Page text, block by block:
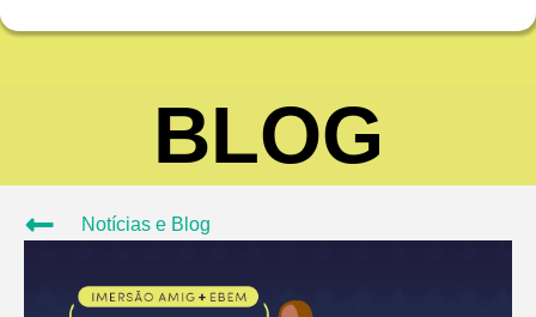
BLOG
Notícias e Blog